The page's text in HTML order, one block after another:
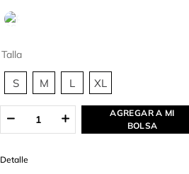
Talla
S M L XL
AGREGAR A MI
BOLSA
Detalle